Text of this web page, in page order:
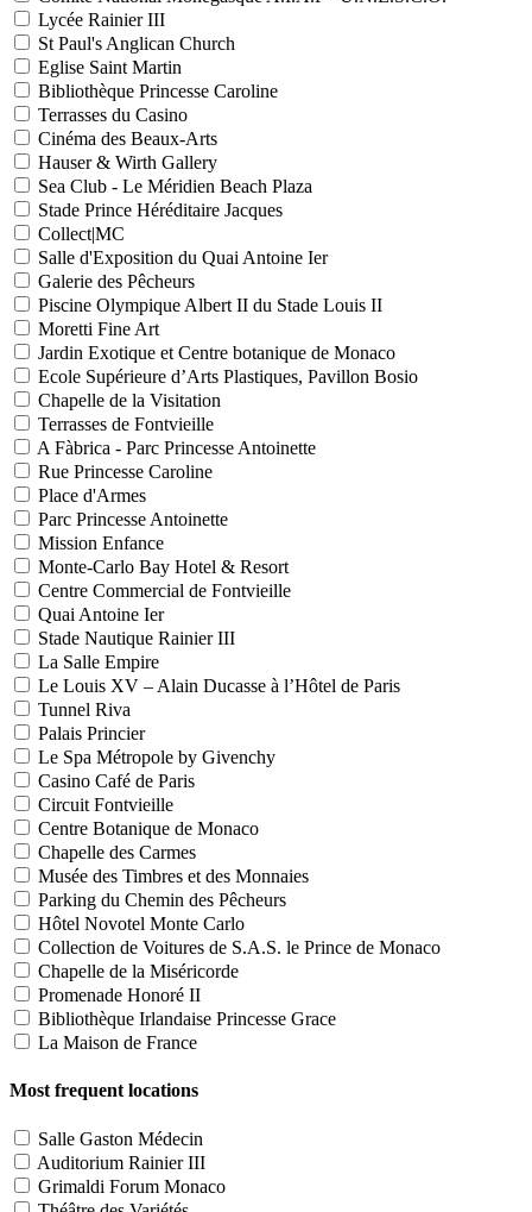
Lycée Rainier III
St Paul's Anglican Church
Eglise Saint Martin
Bibliothèque Princesse Caroline
Terrasses du Casino
Cinéma des Beaux-Arts
Hauser & Wirth Gallery
Sea Club - Le Méridien Beach Plaza
Stade Prince Héréditaire Jacques
Collect|MC
Salle d'Exposition du Quai Antoine Ier
Galerie des Pêcheurs
Piscine Olympique Albert II du Stade Louis II
Moretti Fine Art
Jardin Exotique et Centre botanique de Monaco
Ecole Supérieure d’Arts Plastiques, Pavillon Bosio
Chapelle de la Visitation
Terrasses de Fontvieille
A Fàbrica - Parc Princesse Antoinette
Rue Princesse Caroline
Place d'Armes
Parc Princesse Antoinette
Mission Enfance
Monte-Carlo Bay Hotel & Resort
Centre Commercial de Fontvieille
Quai Antoine Ier
Stade Nautique Rainier III
La Salle Empire
Le Louis XV – Alain Ducasse à l’Hôtel de Paris
Tunnel Riva
Palais Princier
Le Spa Métropole by Givenchy
Casino Café de Paris
Circuit Fontvieille
Centre Botanique de Monaco
Chapelle des Carmes
Musée des Timbres et des Monnaies
Parking du Chemin des Pêcheurs
Hôtel Novotel Monte Carlo
Collection de Voitures de S.A.S. le Prince de Monaco
Chapelle de la Miséricorde
Promenade Honoré II
Bibliothèque Irlandaise Princesse Grace
La Maison de France
Most frequent locations
Salle Gaston Médecin
Auditorium Rainier III
Grimaldi Forum Monaco